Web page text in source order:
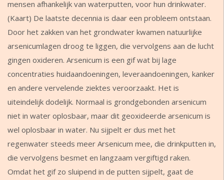
mensen afhankelijk van waterputten, voor hun drinkwater.
(Kaart) De laatste decennia is daar een probleem ontstaan.
Door het zakken van het grondwater kwamen natuurlijke
arsenicumlagen droog te liggen, die vervolgens aan de lucht
gingen oxideren. Arsenicum is een gif wat bij lage
concentraties huidaandoeningen, leveraandoeningen, kanker
en andere vervelende ziektes veroorzaakt. Het is
uiteindelijk dodelijk. Normaal is grondgebonden arsenicum
niet in water oplosbaar, maar dit geoxideerde arsenicum is
wel oplosbaar in water. Nu sijpelt er dus met het
regenwater steeds meer Arsenicum mee, die drinkputten in,
die vervolgens besmet en langzaam vergiftigd raken.
Omdat het gif zo sluipend in de putten sijpelt, gaat de